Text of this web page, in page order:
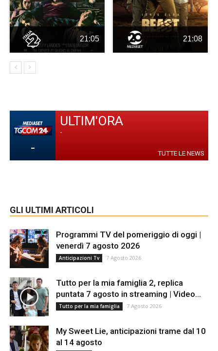
21:05 21:08
-
ULTIM'ORA
-
TUTTE LE NEWS
GLI ULTIMI ARTICOLI
Programmi TV del pomeriggio di oggi |
venerdì 7 agosto 2026
Anticipazioni Tv 7 Agosto 2026
Tutto per la mia famiglia 2, replica
puntata 7 agosto in streaming | Video...
Tutto per la mia famiglia 7 Agosto 2026
My Sweet Lie, anticipazioni trame dal 10
al 14 agosto